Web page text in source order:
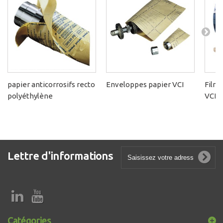
papier anticorrosifs recto
polyéthylène
Enveloppes papier VCI
VCI
Lettre d'informations
Catégories